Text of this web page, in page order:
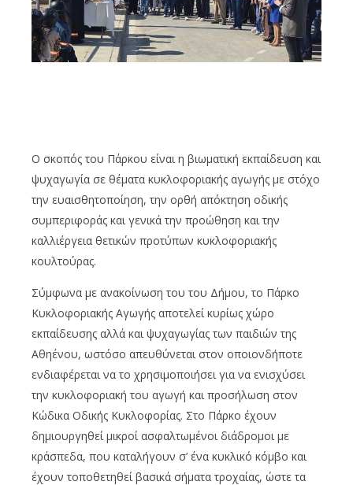
Ο σκοπός του Πάρκου είναι η βιωματική εκπαίδευση και
ψυχαγωγία σε θέματα κυκλοφοριακής αγωγής με στόχο
την ευαισθητοποίηση, την ορθή απόκτηση οδικής
συμπεριφοράς και γενικά την προώθηση και την
καλλιέργεια θετικών προτύπων κυκλοφοριακής
κουλτούρας.
Σύμφωνα με ανακοίνωση του του Δήμου, το Πάρκο
Κυκλοφοριακής Αγωγής αποτελεί κυρίως χώρο
εκπαίδευσης αλλά και ψυχαγωγίας των παιδιών της
Αθηένου, ωστόσο απευθύνεται στον οποιονδήποτε
ενδιαφέρεται να το χρησιμοποιήσει για να ενισχύσει
την κυκλοφοριακή του αγωγή και προσήλωση στον
Κώδικα Οδικής Κυκλοφορίας. Στο Πάρκο έχουν
δημιουργηθεί μικροί ασφαλτωμένοι διάδρομοι με
κράσπεδα, που καταλήγουν σ’ ένα κυκλικό κόμβο και
έχουν τοποθετηθεί βασικά σήματα τροχαίας, ώστε τα